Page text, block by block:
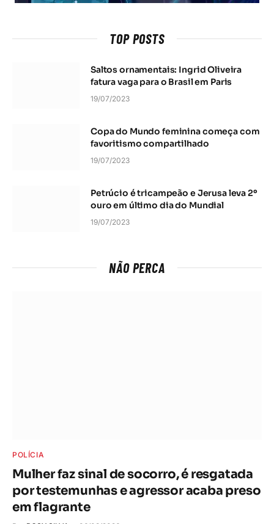
TOP POSTS
Saltos ornamentais: Ingrid Oliveira
fatura vaga para o Brasil em Paris
19/07/2023
Copa do Mundo feminina começa com
favoritismo compartilhado
19/07/2023
Petrúcio é tricampeão e Jerusa leva 2º
ouro em último dia do Mundial
19/07/2023
NÃO PERCA
POLÍCIA
Mulher faz sinal de socorro, é resgatada
por testemunhas e agressor acaba preso
em flagrante